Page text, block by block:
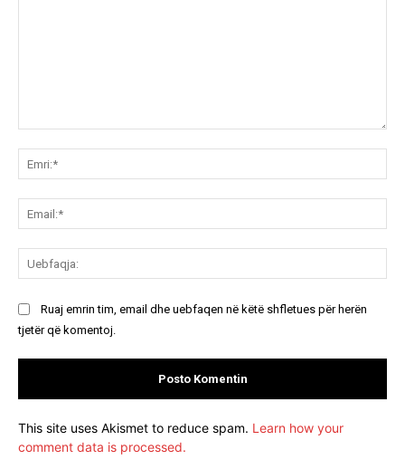
Ruaj emrin tim, email dhe uebfaqen në këtë shfletues për herën
tjetër që komentoj.
This site uses Akismet to reduce spam. Learn how your
comment data is processed.